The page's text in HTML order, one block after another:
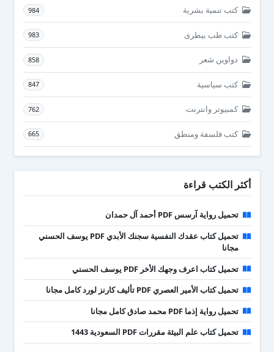
كتب تنمية بشرية 984
كتب طب بيطرى 983
دواوين شعر 858
كتب سياسية 847
كمبيوتر وانترنت 762
كتب فلسفة ومنطق 665
أكثر الكتب قراءة
تحميل رواية آرسس PDF أحمد آل حمدان
تحميل كتاب عقدك النفسية سجنك الأبدي PDF يوسف الحسني
مجانا
تحميل كتاب اعرف وجهك الأخر PDF يوسف الحسني
تحميل كتاب الأمير العصري PDF تأليف كارنز لورد كامل مجانا
تحميل رواية إذما PDF محمد صادق كامل مجانا
تحميل كتاب علم البيئة مقررات PDF السعودية 1443